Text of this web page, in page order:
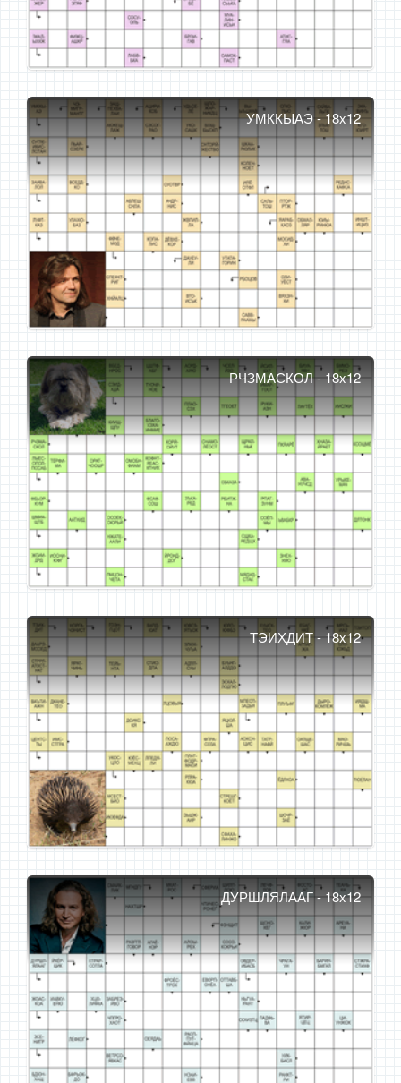
УМККЫАЭ - 18x12
РЧЗМАСКОЛ - 18x12
ТЭИХДИТ - 18x12
ДУРШЛЯЛААГ - 18x12